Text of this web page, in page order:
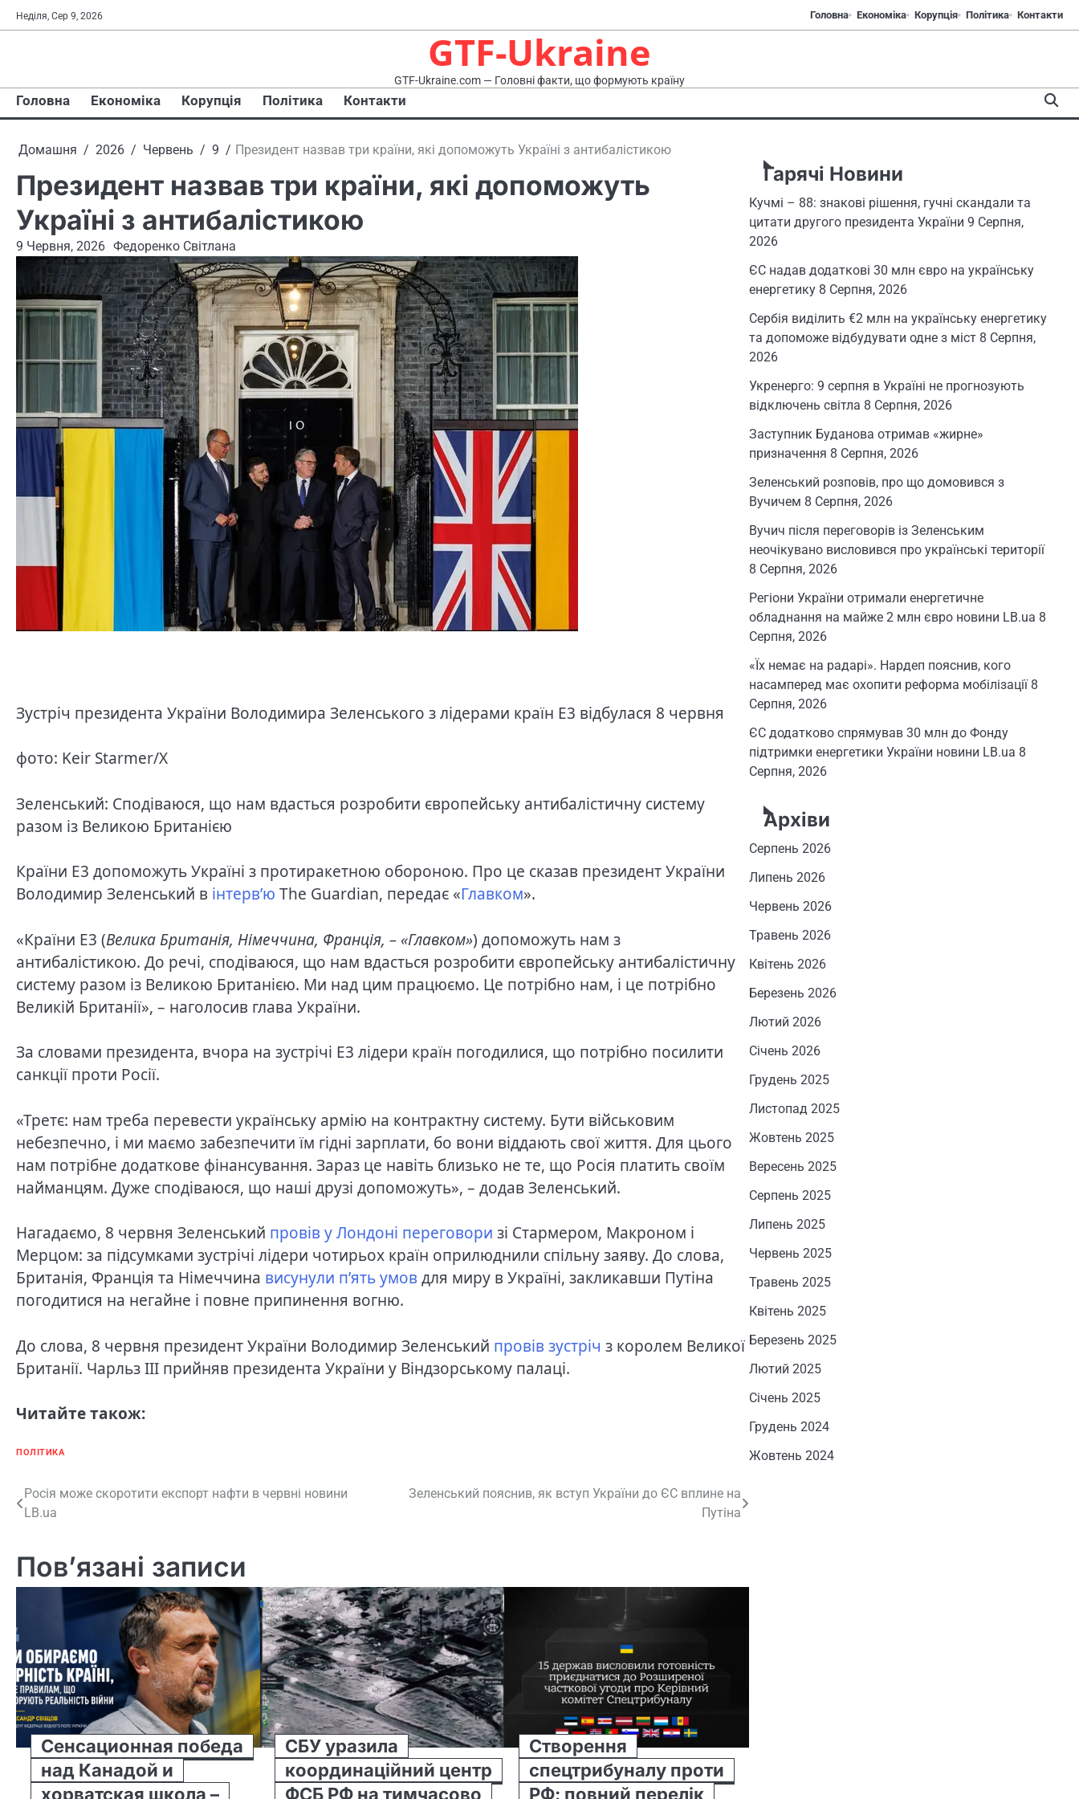
Перейти
до
Неділя, Сер 9, 2026 Головна Економіка Корупція Політика Контакти
GTF-Ukraine
GTF-Ukraine.com — Головні факти, що формують країну
Головна Економіка Корупція Політика Контакти
Домашня 2026 Червень 9 Президент назвав три країни, які допоможуть Україні з антибалістикою
Президент назвав три країни, які допоможуть
Україні з антибалістикою
9 Червня, 2026 Федоренко Світлана
Зустріч президента України Володимира Зеленського з лідерами країн E3 відбулася 8 червня
фото: Keir Starmer/Х
Зеленський: Сподіваюся, що нам вдасться розробити європейську антибалістичну систему
разом із Великою Британією
Країни E3 допоможуть Україні з протиракетною обороною. Про це сказав президент України
Володимир Зеленський в інтерв’ю The Guardian, передає «Главком».
«Країни E3 (Велика Британія, Німеччина, Франція, – «Главком») допоможуть нам з
антибалістикою. До речі, сподіваюся, що нам вдасться розробити європейську антибалістичну
систему разом із Великою Британією. Ми над цим працюємо. Це потрібно нам, і це потрібно
Великій Британії», – наголосив глава України.
За словами президента, вчора на зустрічі E3 лідери країн погодилися, що потрібно посилити
санкції проти Росії.
«Третє: нам треба перевести українську армію на контрактну систему. Бути військовим
небезпечно, і ми маємо забезпечити їм гідні зарплати, бо вони віддають свої життя. Для цього
нам потрібне додаткове фінансування. Зараз це навіть близько не те, що Росія платить своїм
найманцям. Дуже сподіваюся, що наші друзі допоможуть», – додав Зеленський.
Нагадаємо, 8 червня Зеленський провів у Лондоні переговори зі Стармером, Макроном і
Мерцом: за підсумками зустрічі лідери чотирьох країн оприлюднили спільну заяву. До слова,
Британія, Франція та Німеччина висунули п’ять умов для миру в Україні, закликавши Путіна
погодитися на негайне і повне припинення вогню.
До слова, 8 червня президент України Володимир Зеленський провів зустріч з королем Великої
Британії. Чарльз III прийняв президента України у Віндзорському палаці.
Читайте також:
ПОЛІТИКА
Навігація
Росія може скоротити експорт нафти в червні новини
LB.ua
Зеленський пояснив, як вступ України до ЄС вплине на
Путіна
Пов’язані записи
Сенсационная победа
над Канадой и
хорватская школа –
СБУ уразила
координаційний центр
ФСБ РФ на тимчасово
Створення
спецтрибуналу проти
РФ: повний перелік
Гарячі Новини
Кучмі – 88: знакові рішення, гучні скандали та
цитати другого президента України 9 Серпня,
2026
ЄС надав додаткові 30 млн євро на українську
енергетику 8 Серпня, 2026
Сербія виділить €2 млн на українську енергетику
та допоможе відбудувати одне з міст 8 Серпня,
2026
Укренерго: 9 серпня в Україні не прогнозують
відключень світла 8 Серпня, 2026
Заступник Буданова отримав «жирне»
призначення 8 Серпня, 2026
Зеленський розповів, про що домовився з
Вучичем 8 Серпня, 2026
Вучич після переговорів із Зеленським
неочікувано висловився про українські території
8 Серпня, 2026
Регіони України отримали енергетичне
обладнання на майже 2 млн євро новини LB.ua 8
Серпня, 2026
«Їх немає на радарі». Нардеп пояснив, кого
насамперед має охопити реформа мобілізації 8
Серпня, 2026
ЄС додатково спрямував 30 млн до Фонду
підтримки енергетики України новини LB.ua 8
Серпня, 2026
Архіви
Серпень 2026
Липень 2026
Червень 2026
Травень 2026
Квітень 2026
Березень 2026
Лютий 2026
Січень 2026
Грудень 2025
Листопад 2025
Жовтень 2025
Вересень 2025
Серпень 2025
Липень 2025
Червень 2025
Травень 2025
Квітень 2025
Березень 2025
Лютий 2025
Січень 2025
Грудень 2024
Жовтень 2024